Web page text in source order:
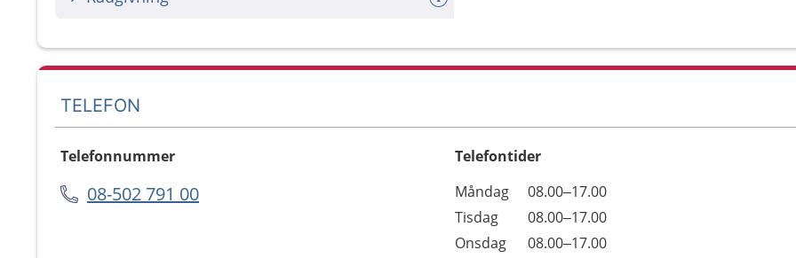
TELEFON
Telefonnummer
08-502 791 00
Telefontider
Dag
Öppettider
Kommentarer
Måndag
08.00–17.00
Tisdag
08.00–17.00
Onsdag
08.00–17.00